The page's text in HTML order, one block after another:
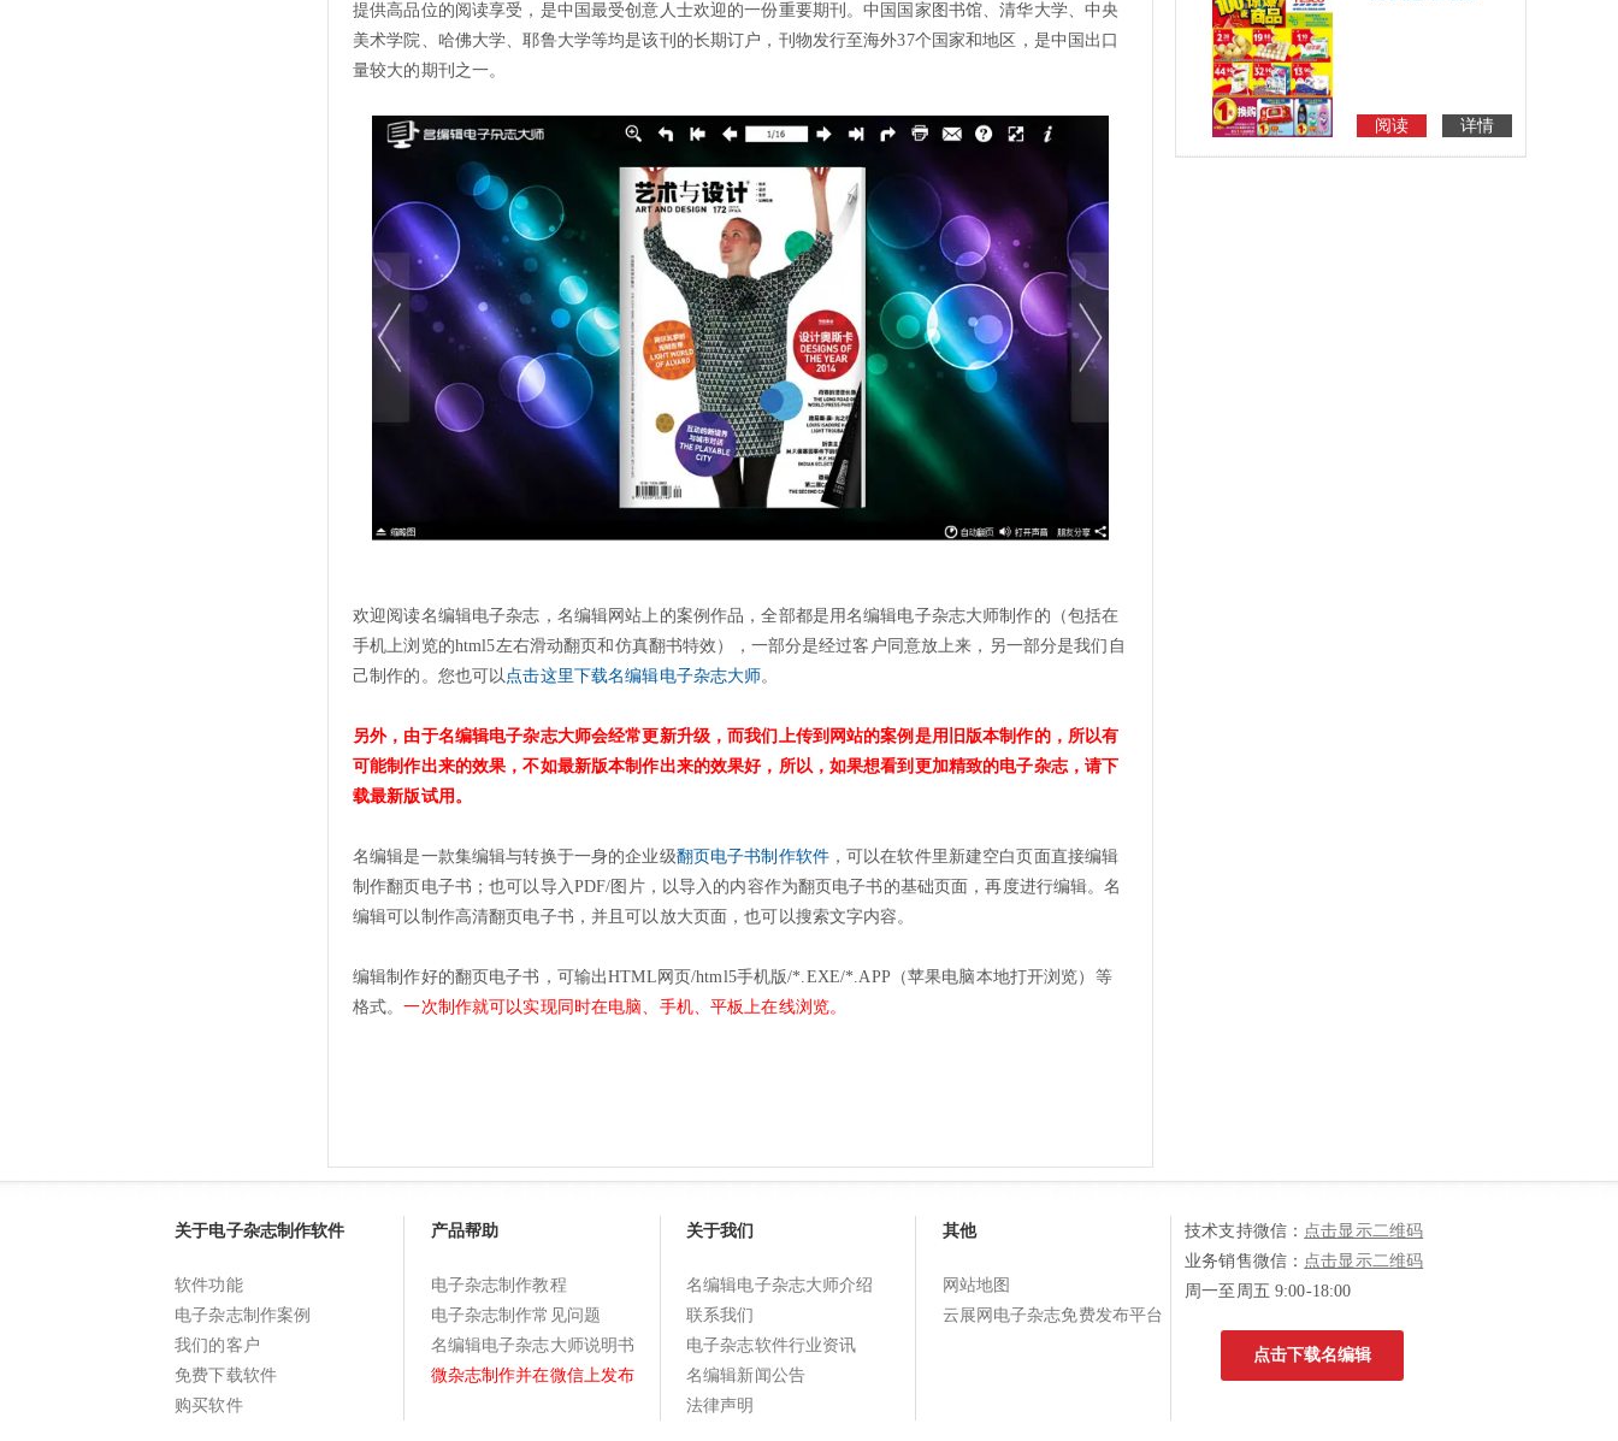
提供高品位的阅读享受，是中国最受创意人士欢迎的一份重要期刊。中国国家图书馆、清华大学、中央
美术学院、哈佛大学、耶鲁大学等均是该刊的长期订户，刊物发行至海外37个国家和地区，是中国出口
量较大的期刊之一。
欢迎阅读名编辑电子杂志，名编辑网站上的案例作品，全部都是用名编辑电子杂志大师制作的（包括在
手机上浏览的html5左右滑动翻页和仿真翻书特效），一部分是经过客户同意放上来，另一部分是我们自
己制作的。您也可以点击这里下载名编辑电子杂志大师。
另外，由于名编辑电子杂志大师会经常更新升级，而我们上传到网站的案例是用旧版本制作的，所以有
可能制作出来的效果，不如最新版本制作出来的效果好，所以，如果想看到更加精致的电子杂志，请下
载最新版试用。
名编辑是一款集编辑与转换于一身的企业级翻页电子书制作软件，可以在软件里新建空白页面直接编辑
制作翻页电子书；也可以导入PDF/图片，以导入的内容作为翻页电子书的基础页面，再度进行编辑。名
编辑可以制作高清翻页电子书，并且可以放大页面，也可以搜索文字内容。
编辑制作好的翻页电子书，可输出HTML网页/html5手机版/*.EXE/*.APP（苹果电脑本地打开浏览）等
格式。一次制作就可以实现同时在电脑、手机、平板上在线浏览。
阅读 详情
关于电子杂志制作软件
软件功能
电子杂志制作案例
我们的客户
免费下载软件
购买软件
产品帮助
电子杂志制作教程
电子杂志制作常见问题
名编辑电子杂志大师说明书
微杂志制作并在微信上发布
关于我们
名编辑电子杂志大师介绍
联系我们
电子杂志软件行业资讯
名编辑新闻公告
法律声明
其他
网站地图
云展网电子杂志免费发布平台
技术支持微信： 点击显示二维码
业务销售微信： 点击显示二维码
周一至周五 9:00-18:00
点击下载名编辑